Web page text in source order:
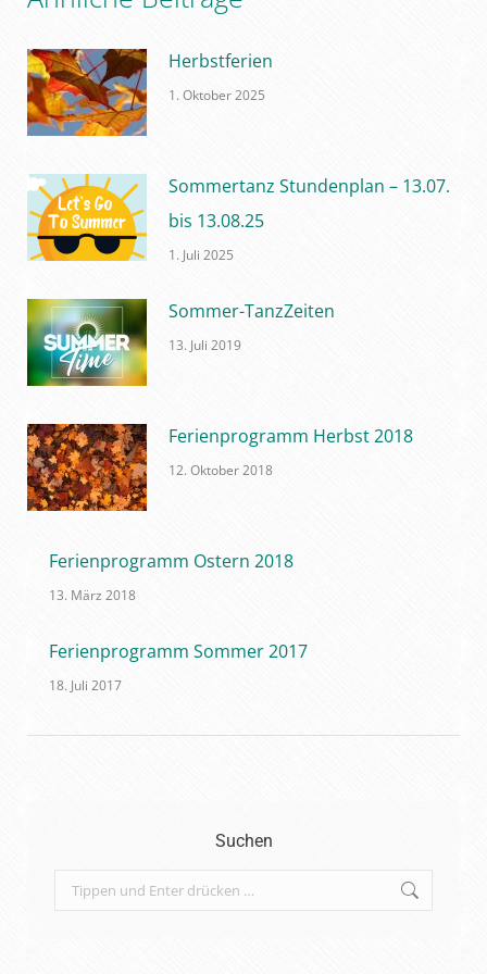
Herbstferien
1. Oktober 2025
Sommertanz Stundenplan – 13.07.
bis 13.08.25
1. Juli 2025
Sommer-TanzZeiten
13. Juli 2019
Ferienprogramm Herbst 2018
12. Oktober 2018
Ferienprogramm Ostern 2018
13. März 2018
Ferienprogramm Sommer 2017
18. Juli 2017
Suchen